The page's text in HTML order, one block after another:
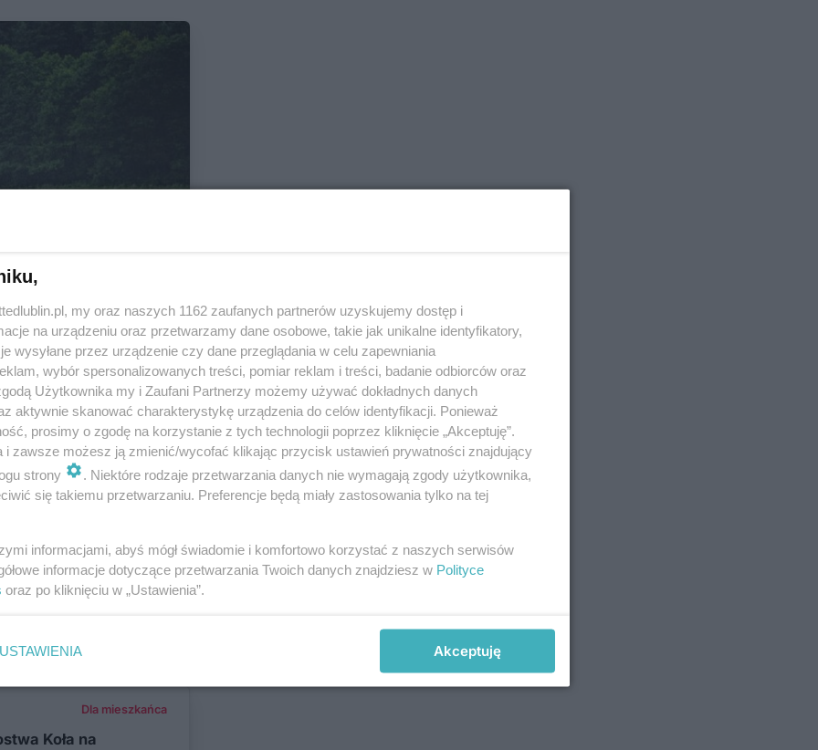
Region
do tego
na gorącym
Dla mieszkańca
Dla mieszkańca
Koła na
my oraz naszych 1162 zaufanych partnerów uzyskujemy dostęp i
na urządzeniu oraz przetwarzamy dane osobowe, takie jak unikalne identyfikatory,
wysyłane przez urządzenie czy dane przeglądania w celu zapewniania
wybór spersonalizowanych treści, pomiar reklam i treści, badanie odbiorców oraz
Użytkownika my i Zaufani Partnerzy możemy używać dokładnych danych
aktywnie skanować charakterystykę urządzenia do celów identyfikacji. Ponieważ
prosimy o zgodę na korzystanie z tych technologii poprzez kliknięcie „Akceptuję”.
i zawsze możesz ją zmienić/wycofać klikając przycisk ustawień prywatności znajdujący
strony
. Niektóre rodzaje przetwarzania danych nie wymagają zgody użytkownika,
się takiemu przetwarzaniu. Preferencje będą miały zastosowania tylko na tej
informacjami, abyś mógł świadomie i komfortowo korzystać z naszych serwisów
informacje dotyczące przetwarzania Twoich danych znajdziesz w Polityce
oraz po kliknięciu w „Ustawienia”.
USTAWIENIA Akceptuję